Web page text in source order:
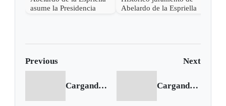
asume la Presidencia
Abelardo de la Espriella
Previous Next
Cargando anterior... Cargando siguiente...